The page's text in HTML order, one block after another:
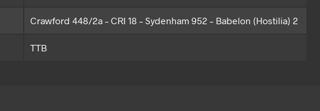
Crawford 448/2a – CRI 18 – Sydenham 952 – Babelon (Hostilia) 2
TTB